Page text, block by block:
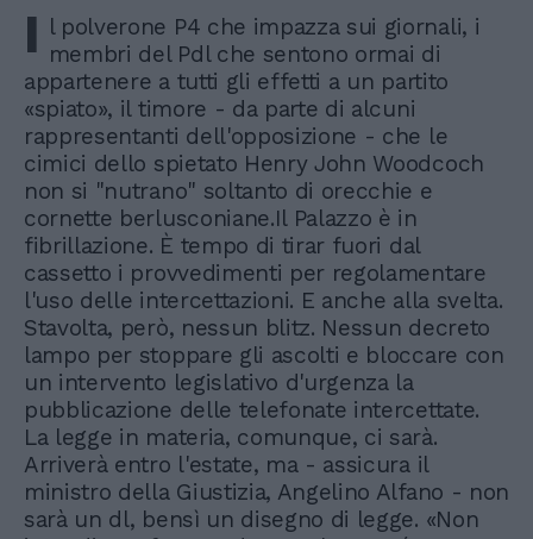
I l polverone P4 che impazza sui giornali, i
membri del Pdl che sentono ormai di
appartenere a tutti gli effetti a un partito
«spiato», il timore - da parte di alcuni
rappresentanti dell'opposizione - che le
cimici dello spietato Henry John Woodcoch
non si "nutrano" soltanto di orecchie e
cornette berlusconiane.Il Palazzo è in
fibrillazione. È tempo di tirar fuori dal
cassetto i provvedimenti per regolamentare
l'uso delle intercettazioni. E anche alla svelta.
Stavolta, però, nessun blitz. Nessun decreto
lampo per stoppare gli ascolti e bloccare con
un intervento legislativo d'urgenza la
pubblicazione delle telefonate intercettate.
La legge in materia, comunque, ci sarà.
Arriverà entro l'estate, ma - assicura il
ministro della Giustizia, Angelino Alfano - non
sarà un dl, bensì un disegno di legge. «Non